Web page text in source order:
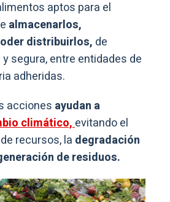
aptos para el
almacenarlos,
distribuirlos, de
segura, entre entidades de
adheridas.
acciones ayudan a
climático,evitando el
recursos, la degradación
de residuos.